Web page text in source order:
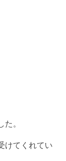
。
けてくれてい